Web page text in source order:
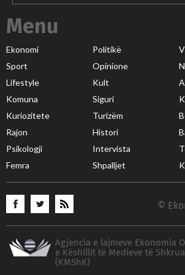
Menu
Ekonomi Politikë
Sport
Opinione
Lifestyle
Kult
Komuna
Siguri
Kuriozitete
Turizëm
Rajon
Histori
Psikologji
Intervista
Femra
Shpalljet
©
Agjencia e lajmeve Ekonomia
e Këshillit të Medieve të
(KMShK)